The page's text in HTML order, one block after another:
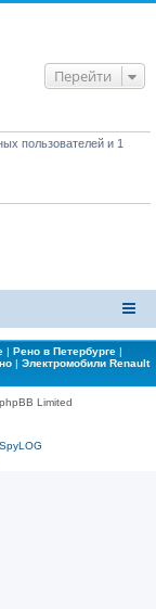
Перейти
пользователей и 1
| Рено в Петербурге |
| Электромобили Renault
Limited